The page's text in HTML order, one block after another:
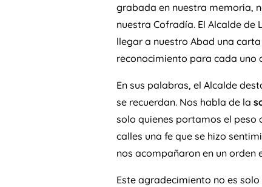
grabada en nuestra memoria,
nuestra Cofradía. El Alcalde de
llegar a nuestro Abad una
reconocimiento para cada uno
En sus palabras, el Alcalde
se recuerdan. Nos habla de la
solo quienes portamos el peso
calles una fe que se hizo
nos acompañaron en un orden
Este agradecimiento no es